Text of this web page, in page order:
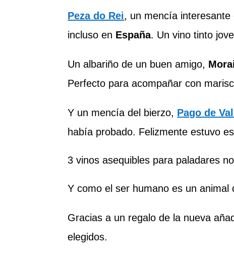
Peza do Rei, un mencía interesante
incluso en España. Un vino tinto
Un albariño de un buen amigo,
Perfecto para acompañar con
Y un mencía del bierzo, Pago de
había probado. Felizmente estuvo
3 vinos asequibles para paladares
Y como el ser humano es un
Gracias a un regalo de la nueva
elegidos.